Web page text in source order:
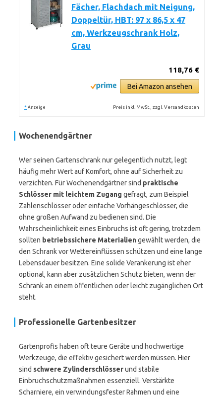
Fächer, Flachdach mit Neigung,
Doppeltür, HBT: 97 x 86,5 x 47
cm, Werkzeugschrank Holz,
Grau
118,76 €
Bei Amazon ansehen
* Anzeige Preis inkl. MwSt., zzgl. Versandkosten
Wochenendgärtner
Wer seinen Gartenschrank nur gelegentlich nutzt, legt
häufig mehr Wert auf Komfort, ohne auf Sicherheit zu
verzichten. Für Wochenendgärtner sind praktische
Schlösser mit leichtem Zugang gefragt, zum Beispiel
Zahlenschlösser oder einfache Vorhängeschlösser, die
ohne großen Aufwand zu bedienen sind. Die
Wahrscheinlichkeit eines Einbruchs ist oft gering, trotzdem
sollten betriebssichere Materialiengewählt werden, die
den Schrank vor Wettereinflüssen schützen und eine lange
Lebensdauer besitzen. Eine solide Verankerung ist eher
optional, kann aber zusätzlichen Schutz bieten, wenn der
Schrank an einem öffentlichen oder leicht zugänglichen Ort
steht.
Professionelle Gartenbesitzer
Gartenprofis haben oft teure Geräte und hochwertige
Werkzeuge, die effektiv gesichert werden müssen. Hier
sind schwere Zylinderschlösserund stabile
Einbruchschutzmaßnahmen essenziell. Verstärkte
Scharniere, ein verwindungsfester Rahmen und eine